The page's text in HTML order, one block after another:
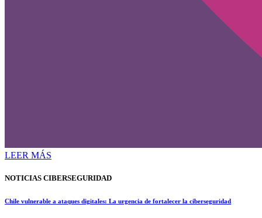
LEER MÁS
NOTICIAS CIBERSEGURIDAD
Chile vulnerable a ataques digitales: La urgencia de fortalecer la ciberseguridad